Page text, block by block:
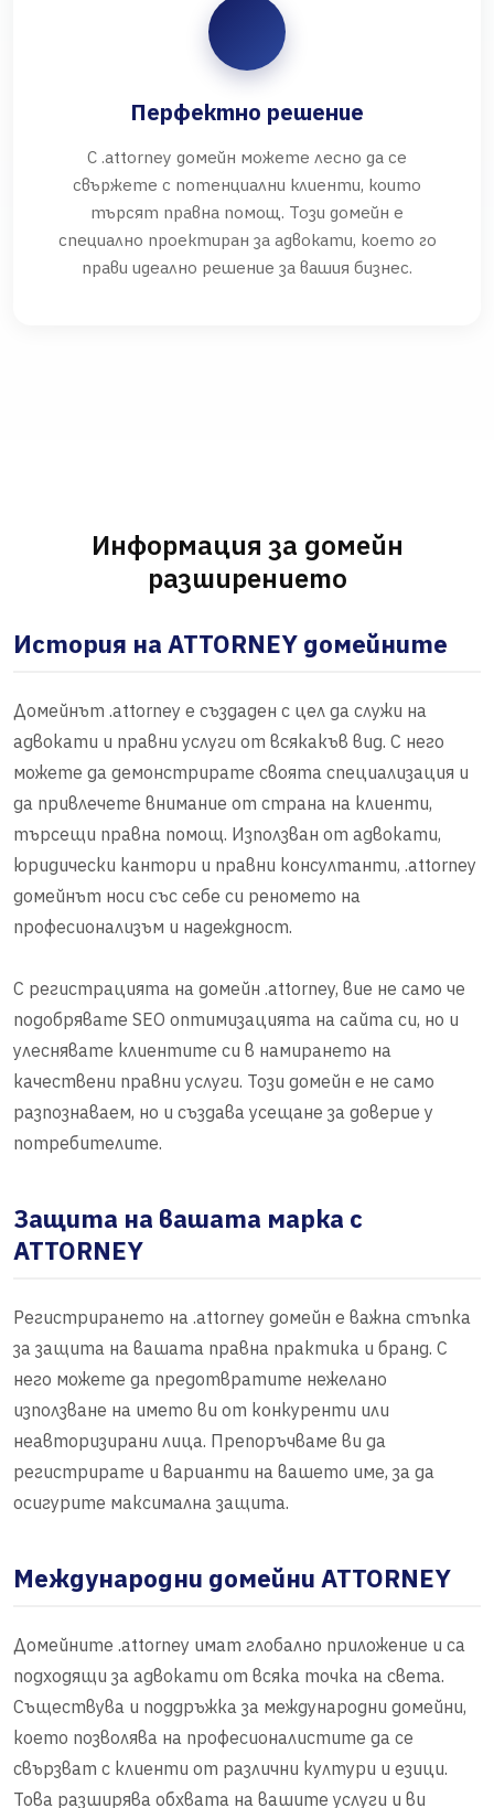
Перфектно решение
С .attorney домейн можете лесно да се
свържете с потенциални клиенти, които
търсят правна помощ. Този домейн е
специално проектиран за адвокати, което го
прави идеално решение за вашия бизнес.
Информация за домейн
разширението
История на ATTORNEY домейните
Домейнът .attorney е създаден с цел да служи на
адвокати и правни услуги от всякакъв вид. С него
можете да демонстрирате своята специализация и
да привлечете внимание от страна на клиенти,
търсещи правна помощ. Използван от адвокати,
юридически кантори и правни консултанти, .attorney
домейнът носи със себе си реномето на
професионализъм и надеждност.
С регистрацията на домейн .attorney, вие не само че
подобрявате SEO оптимизацията на сайта си, но и
улеснявате клиентите си в намирането на
качествени правни услуги. Този домейн е не само
разпознаваем, но и създава усещане за доверие у
потребителите.
Защита на вашата марка с
ATTORNEY
Регистрирането на .attorney домейн е важна стъпка
за защита на вашата правна практика и бранд. С
него можете да предотвратите нежелано
използване на името ви от конкуренти или
неавторизирани лица. Препоръчваме ви да
регистрирате и варианти на вашето име, за да
осигурите максимална защита.
Международни домейни ATTORNEY
Домейните .attorney имат глобално приложение и са
подходящи за адвокати от всяка точка на света.
Съществува и поддръжка за международни домейни,
което позволява на професионалистите да се
свързват с клиенти от различни култури и езици.
Това разширява обхвата на вашите услуги и ви